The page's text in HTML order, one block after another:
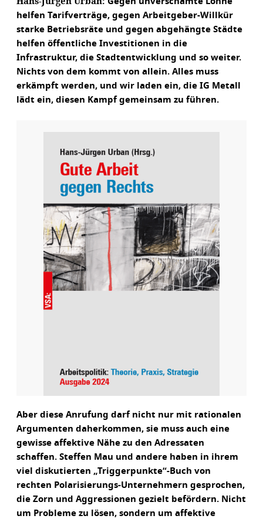
helfen Tarifverträge, gegen Arbeitgeber-Willkür
starke Betriebsräte und gegen abgehängte Städte
helfen öffentliche Investitionen in die
Infrastruktur, die Stadtentwicklung und so weiter.
Nichts von dem kommt von allein. Alles muss
erkämpft werden, und wir laden ein, die IG Metall
lädt ein, diesen Kampf gemeinsam zu führen.
Aber diese Anrufung darf nicht nur mit rationalen
Argumenten daherkommen, sie muss auch eine
gewisse affektive Nähe zu den Adressaten
schaffen. Steffen Mau und andere haben in ihrem
viel diskutierten „Triggerpunkte“-Buch von
rechten Polarisierungs-Unternehmern gesprochen,
die Zorn und Aggressionen gezielt befördern. Nicht
um Probleme zu lösen, sondern um affektive